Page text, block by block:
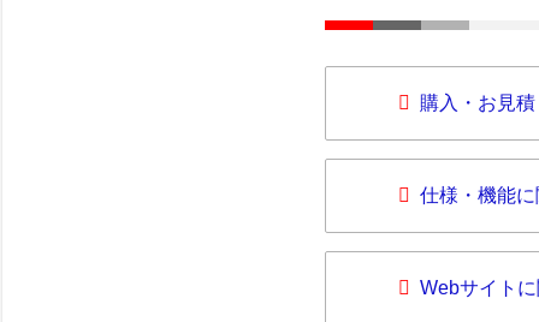
購入・お見
仕様・機能
Webサイト